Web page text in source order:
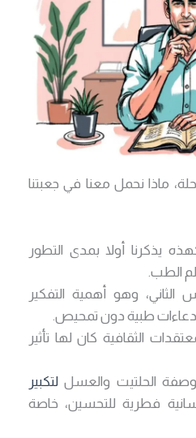
ماذا نحمل معنا في جعبتنا
يذكرنا أولا بمدى التطور
الطب.
الثاني، وهو أهمية التفكير
طبية دون تمحيص.
الثقافية كان لها تأثير
الحلتيت والعسل لتكبير
فطرية للتحسين، خاصة